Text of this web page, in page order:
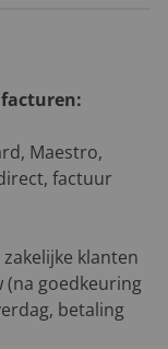
Maestro,
factuur
klanten
(na goedkeuring
betaling